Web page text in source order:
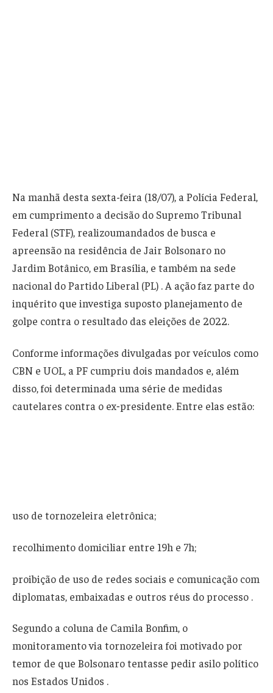
Na manhã desta sexta-feira (18/07), a Polícia Federal,
em cumprimento a decisão do Supremo Tribunal
Federal (STF), realizoumandados de busca e
apreensão na residência de Jair Bolsonaro no
Jardim Botânico, em Brasília, e também na sede
nacional do Partido Liberal (PL) . A ação faz parte do
inquérito que investiga suposto planejamento de
golpe contra o resultado das eleições de 2022.
Conforme informações divulgadas por veículos como
CBN e UOL, a PF cumpriu dois mandados e, além
disso, foi determinada uma série de medidas
cautelares contra o ex‑presidente. Entre elas estão:
uso de tornozeleira eletrônica;
recolhimento domiciliar entre 19h e 7h;
proibição de uso de redes sociais e comunicação com
diplomatas, embaixadas e outros réus do processo .
Segundo a coluna de Camila Bonfim, o
monitoramento via tornozeleira foi motivado por
temor de que Bolsonaro tentasse pedir asilo político
nos Estados Unidos .